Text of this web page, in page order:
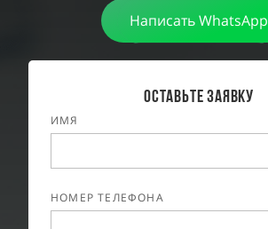
Написать WhatsApp
Оставьте ЗаявкУ
ИМЯ
НОМЕР ТЕЛЕФОНА